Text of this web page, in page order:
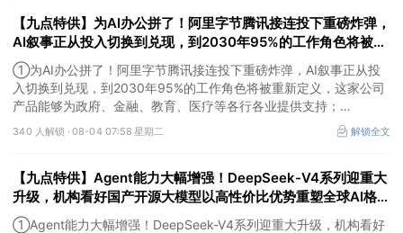
③Palantir涨超29%，公司二季度业绩全面超越市场预期，同时上调
全年业绩指引，推动股价创近年来最大单日涨幅之一。
【九点特供】为AI办公拼了！阿里字节腾讯接连投下重磅炸弹，
AI叙事正从投入切换到兑现，到2030年95%的工作角色将被重
新定义；中国内地量子领域规格最高会议在深举办
①为AI办公拼了！阿里字节腾讯接连投下重磅炸弹，AI叙事正从投
入切换到兑现，到2030年95%的工作角色将被重新定义，这家公司
产品能够为政府、金融、教育、医疗等各行各业提供支持；
②中国内地量子领域规格最高会议在深举办，机构称当前量子科技
正处于从科研突破向产业化探索过渡的关键阶段，这家公司投资安徽
③亚马逊涨4.58%，市值首次突破3万亿美元，成为全球第五家达此
里程碑的上市公司。
340 人解锁 ·08-04 07:58 星期二 解锁全文
【九点特供】Agent能力大幅增强！DeepSeek-V4系列迎重大
升级，机构看好国产开源大模型以高性价比优势重塑全球AI格
局；我国新核准8台核电机组，项目总投资超1700亿元
①Agent能力大幅增强！DeepSeek-V4系列迎重大升级，机构看好